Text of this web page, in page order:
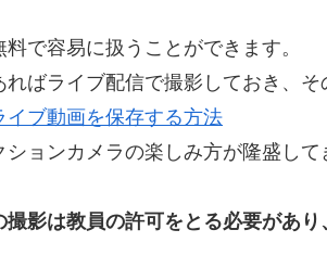
で容易に扱うことができます。
ばライブ配信で撮影しておき、そ
イブ動画を保存する方法
ションカメラの楽しみ方が隆盛し
撮影は教員の許可をとる必要があ